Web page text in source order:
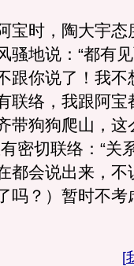
时，陶大宇态
骚地说：“都有
跟你说了！我不
联络，我跟阿宝
带狗狗爬山，这
密切联络：“关
都会说出来，不
吗？）暂时不考
[